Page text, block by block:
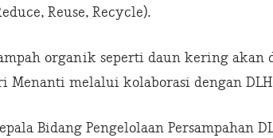
Reuse, Recycle).
organik seperti daun kering akan
Menanti melalui kolaborasi dengan
Bidang Pengelolaan Persampahan